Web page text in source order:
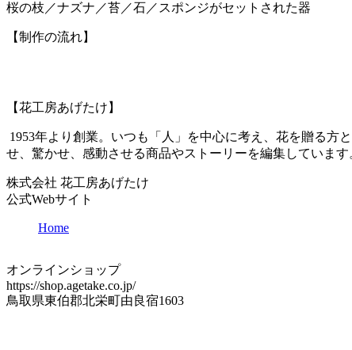
桜の枝／ナズナ／苔／石／スポンジがセットされた器
【制作の流れ】
【花工房あげたけ】
1953年より創業。いつも「人」を中心に考え、花を贈る方
せ、驚かせ、感動させる商品やストーリーを編集しています
株式会社 花工房あげたけ
公式Webサイト
Home
オンラインショップ
https://shop.agetake.co.jp/
鳥取県東伯郡北栄町由良宿1603